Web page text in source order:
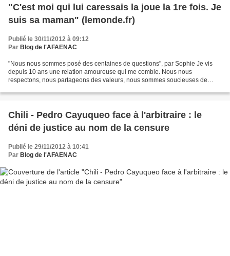
"C'est moi qui lui caressais la joue la 1re fois. Je
suis sa maman" (lemonde.fr)
Publié le 30/11/2012 à 09:12
Par Blog de l'AFAENAC
"Nous nous sommes posé des centaines de questions", par Sophie Je vis
depuis 10 ans une relation amoureuse qui me comble. Nous nous
respectons, nous partageons des valeurs, nous sommes soucieuses de
Chili - Pedro Cayuqueo face à l'arbitraire : le
déni de justice au nom de la censure
Publié le 29/11/2012 à 10:41
Par Blog de l'AFAENAC